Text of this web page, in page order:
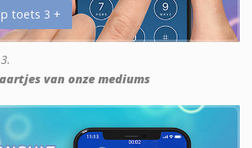
toets 3 +
van onze mediums